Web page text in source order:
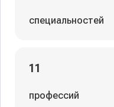
специальностей
11
профессий